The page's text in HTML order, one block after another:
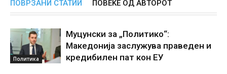
ПОВРЗАНИ СТАТИИ ПОВЕЌЕ ОД АВТОРОТ
Политика
Муцунски за „Политико“:
Македонија заслужува праведен и
кредибилен пат кон ЕУ